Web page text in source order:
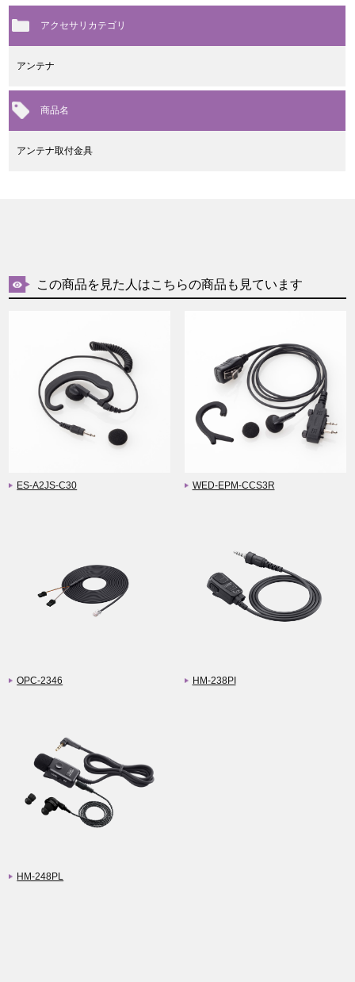
アクセサリカテゴリ
アンテナ
商品名
アンテナ取付金具
この商品を見た人はこちらの商品も見ています
ES-A2JS-C30 WED-EPM-CCS3R
OPC-2346 HM-238PI
HM-248PL